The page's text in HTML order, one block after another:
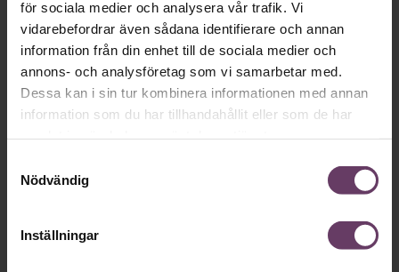
för sociala medier och analysera vår trafik. Vi
vidarebefordrar även sådana identifierare och annan
information från din enhet till de sociala medier och
annons- och analysföretag som vi samarbetar med.
Dessa kan i sin tur kombinera informationen med annan
information som du har tillhandahållit eller som de har
Nödvändig
Inställningar
Håll dig uppdaterad med våra
nyhetsbrev!
Våra populära nyhetsbrev samlar varje
vecka det bästa från Chef och
Chefakademin. Ledarskapsnytta och
inspiration för dig som är chef, ledare
prenumerera idag! Det är helt kostnadsfritt.